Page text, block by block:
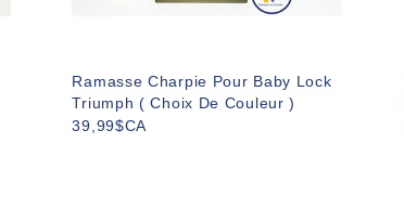
Ramasse Charpie Pour Baby Lock
Triumph ( Choix De Couleur )
39,99$CA